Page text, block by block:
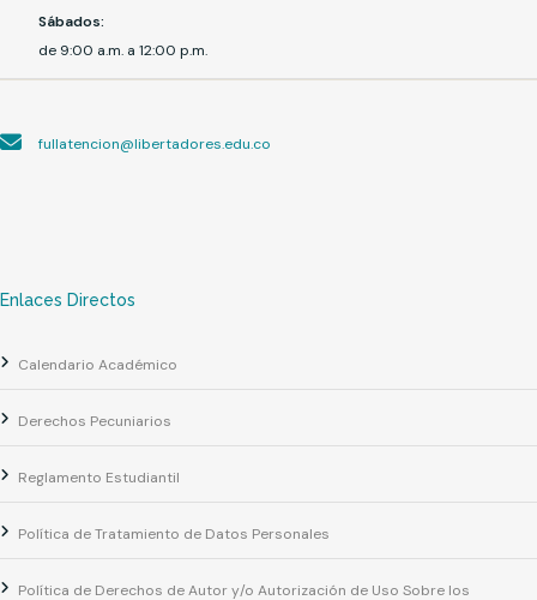
Sábados:
de 9:00 a.m. a 12:00 p.m.
fullatencion@libertadores.edu.co
Enlaces Directos
Calendario Académico
Derechos Pecuniarios
Reglamento Estudiantil
Política de Tratamiento de Datos Personales
Política de Derechos de Autor y/o Autorización de Uso Sobre los